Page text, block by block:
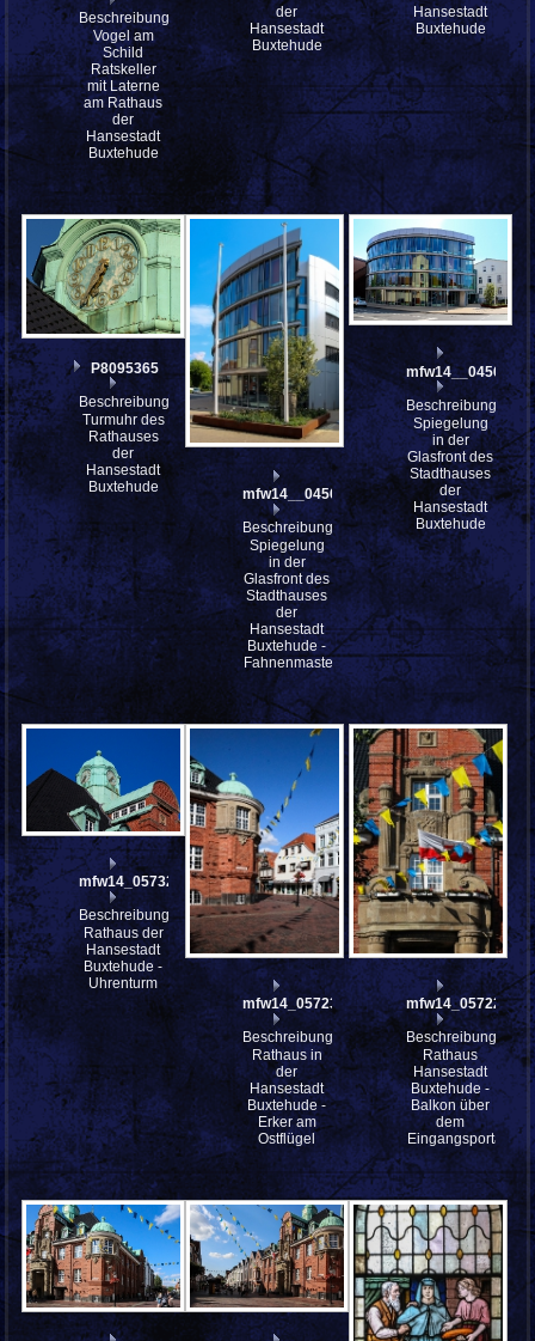
Beschreibung:
Vogel am
Schild
Ratskeller
mit Laterne
am Rathaus
der
Hansestadt
Buxtehude
der
Hansestadt
Buxtehude
Hansestadt
Buxtehude
P8095365
Beschreibung:
Turmuhr des
Rathauses
der
Hansestadt
Buxtehude
mfw14__045635
Beschreibung:
Spiegelung
in der
Glasfront des
Stadthauses
der
Hansestadt
Buxtehude -
Fahnenmasten
mfw14__045634
Beschreibung:
Spiegelung
in der
Glasfront des
Stadthauses
der
Hansestadt
Buxtehude
mfw14_057321
Beschreibung:
Rathaus der
Hansestadt
Buxtehude -
Uhrenturm
mfw14_057230
Beschreibung:
Rathaus in
der
Hansestadt
Buxtehude -
Erker am
Ostflügel
mfw14_057220
Beschreibung:
Rathaus
Hansestadt
Buxtehude -
Balkon über
dem
Eingangsportal